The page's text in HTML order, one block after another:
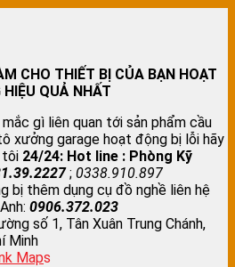
CHO THIẾT BỊ CỦA BẠN HOẠT
HIỆU QUẢ NHẤT
gì liên quan tới sản phẩm cầu
xưởng garage hoạt động bị lỗi hãy
tôi 24/24: Hot line : Phòng Kỹ
; 0338.910.897
bị thêm dụng cụ đồ nghề liên hệ
0906.372.023
số 1, Tân Xuân Trung Chánh,
Minh
Maps